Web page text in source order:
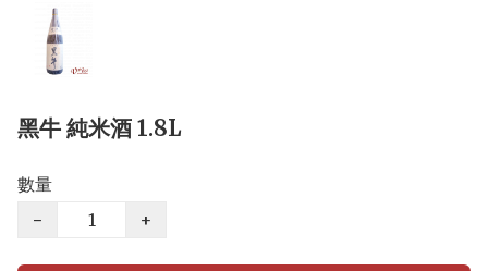
黑牛 純米酒 1.8L
數量
−
+